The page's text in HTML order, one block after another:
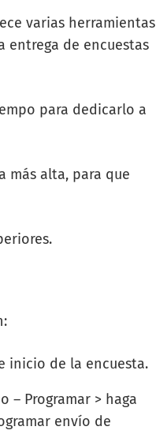
varias herramientas
entrega de encuestas
para dedicarlo a
más alta, para que
inicio de la encuesta.
– Programar > haga
envío de